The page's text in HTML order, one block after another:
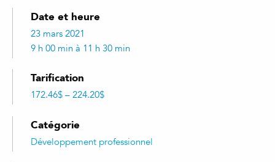
Date et heure
23 mars 2021
9 h 00 min à 11 h 30 min
Tarification
172.46$ – 224.20$
Catégorie
Développement professionnel